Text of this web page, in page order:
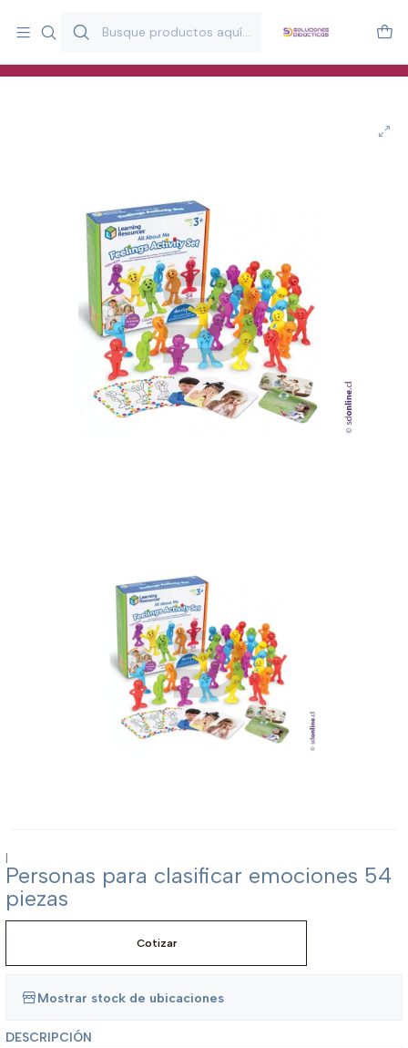
y estimulación infantil en Chile.
Especialistas en recursos educativos para aulas, terapeutas y
|
Personas para clasificar emociones 54
piezas
Cotizar
Mostrar stock de ubicaciones
DESCRIPCIÓN